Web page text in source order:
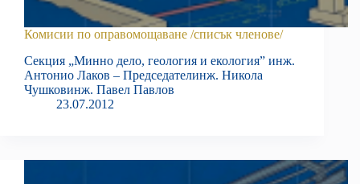
Комисии по оправомощаване /списък членове/
Секция „Минно дело, геология и екология” инж.
Антонио Лаков – Председателинж. Никола
Чушковинж. Павел Павлов
23.07.2012